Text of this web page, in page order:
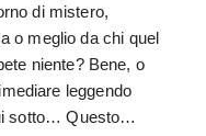
di mistero,
o meglio da chi quel
niente? Bene, o
leggendo
sotto… Questo…